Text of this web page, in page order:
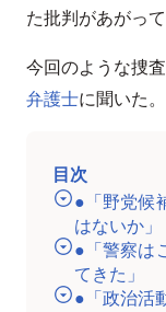
た批判があがっ
今回のような捜
弁護士に聞いた。
目次
●「野党候
はないか」
●「警察は
てきた」
●「政治活